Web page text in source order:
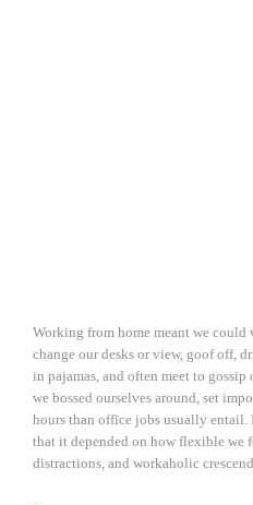
Working from home meant we could
change our desks or view, goof off,
in pajamas, and often meet to gossip
we bossed ourselves around, set
hours than office jobs usually
that it depended on how flexible we
distractions, and workaholic